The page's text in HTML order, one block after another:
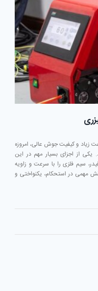
زیاد و کیفیت جوش عالی، امروزه
یکی از اجزای بسیار مهم در این
سیم فلزی را با سرعت و زاویه
در استحکام، یکنواختی و